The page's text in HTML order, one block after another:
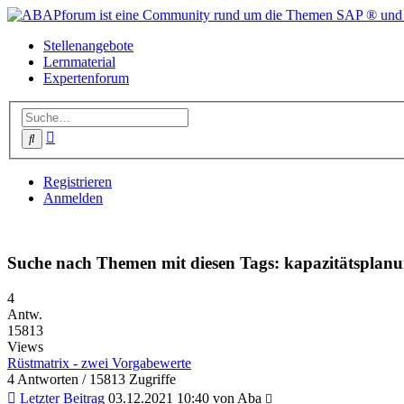
Stellenangebote
Lernmaterial
Expertenforum
Suche
Registrieren
Anmelden
Suche nach Themen mit diesen Tags:
4
Antw.
15813
Views
Rüstmatrix - zwei Vorgabewerte
4 Antworten / 15813 Zugriffe
Letzter Beitrag 03.12.2021 10:40 von Aba